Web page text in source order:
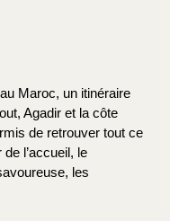
Maroc, un itinéraire
Agadir et la côte
de retrouver tout ce
l’accueil, le
les